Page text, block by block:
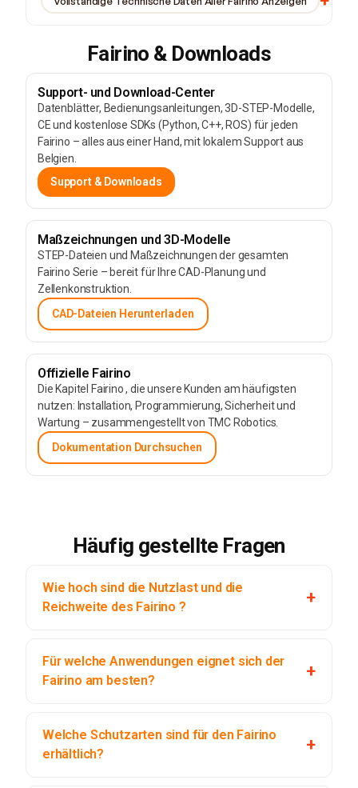
Fairino & Downloads
Support- und Download-Center
Datenblätter, Bedienungsanleitungen, 3D-STEP-Modelle,
CE und kostenlose SDKs (Python, C++, ROS) für jeden
Fairino – alles aus einer Hand, mit lokalem Support aus
Belgien.
Support & Downloads
Maßzeichnungen und 3D-Modelle
STEP-Dateien und Maßzeichnungen der gesamten
Fairino Serie – bereit für Ihre CAD-Planung und
Zellenkonstruktion.
CAD-Dateien Herunterladen
Offizielle Fairino
Die Kapitel Fairino , die unsere Kunden am häufigsten
nutzen: Installation, Programmierung, Sicherheit und
Wartung – zusammengestellt von TMC Robotics.
Dokumentation Durchsuchen
Häufig gestellte Fragen
Wie hoch sind die Nutzlast und die
Reichweite des Fairino ?
Für welche Anwendungen eignet sich der
Fairino am besten?
Welche Schutzarten sind für den Fairino
erhältlich?